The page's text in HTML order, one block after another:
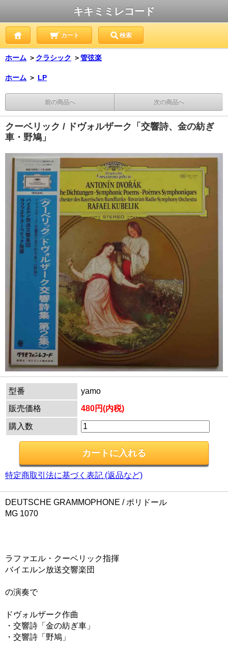
キキミミレコード
カート 検索
ホーム ＞ クラシック ＞管弦楽
ホーム ＞ LP
前の商品へ 次の商品へ
クーベリック / ドヴォルザーク「交響詩、金の紡ぎ
車・野鳩」
型番
yamo
販売価格
480円(内税)
購入数
特定商取引法に基づく表記 (返品など)
DEUTSCHE GRAMMOPHONE / ポリドール
MG 1070
ラファエル・クーベリック指揮
バイエルン放送交響楽団
の演奏で
ドヴォルザーク作曲
・交響詩「金の紡ぎ車」
・交響詩「野鳩」